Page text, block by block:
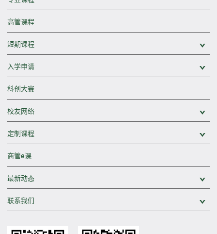
高管课程
短期课程
入学申请
科创大赛
校友网络
定制课程
商管e课
最新动态
联系我们